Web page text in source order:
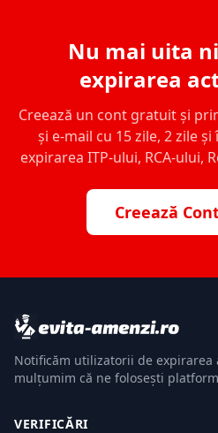
Nu mai uita
expirarea
Creează un cont gratuit și
și e-mail cu 15 zile, 2 zile
expirarea ITP-ului, RCA-ului,
Creează
Notificăm utilizatorii de expirarea
mulțumim că ne folosești
VERIFICĂRI